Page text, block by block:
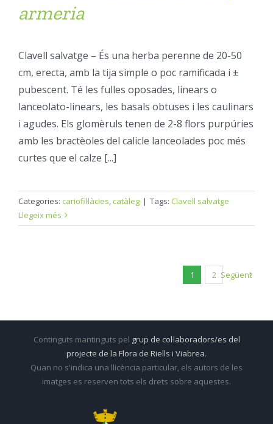
armeria
Clavell salvatge – És una herba perenne de 20-50
cm, erecta, amb la tija simple o poc ramificada i ±
pubescent. Té les fulles oposades, linears o
lanceolato-linears, les basals obtuses i les caulinars
i agudes. Els glomèruls tenen de 2-8 flors purpúries
amb les bractèoles del calicle lanceolades poc més
curtes que el calze [...]
Categories: cariofil·làcies, catàleg | Tags: Clavell salvatge
Llegeix més
1 2 Següent
Continguts mantinguts pel grup de col·laboradors/es del
projecte de la Flora de Riells i Viabrea.
Quan no s'indica una llicència particular, els autors de les
imatges es reserven tots els drets sobre aquestes.